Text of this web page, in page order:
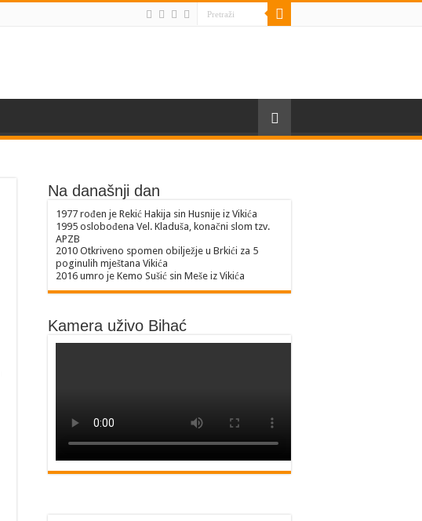
Na današnji dan
1977 rođen je Rekić Hakija sin Husnije iz Vikića
1995 oslobođena Vel. Kladuša, konačni slom tzv.
APZB
2010 Otkriveno spomen obilježje u Brkići za 5
poginulih mještana Vikića
2016 umro je Kemo Sušić sin Meše iz Vikića
Kamera uživo Bihać